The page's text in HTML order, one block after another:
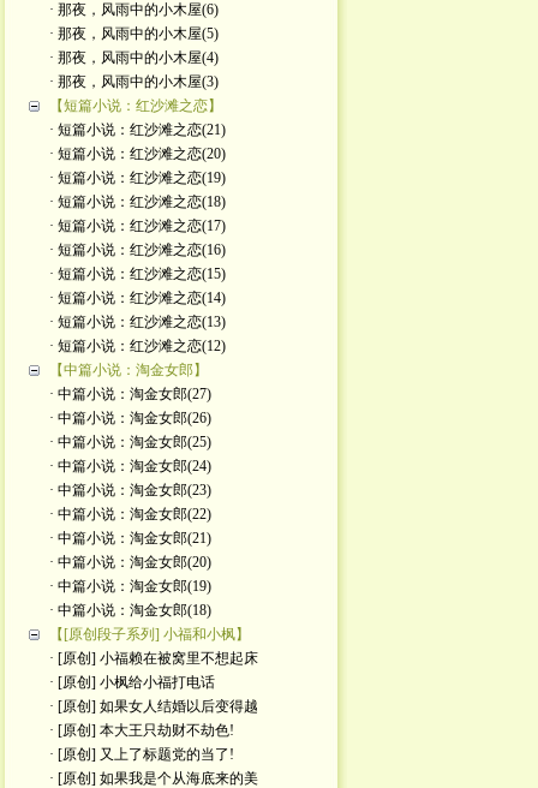
· 那夜，风雨中的小木屋(6)
· 那夜，风雨中的小木屋(5)
· 那夜，风雨中的小木屋(4)
· 那夜，风雨中的小木屋(3)
【短篇小说：红沙滩之恋】
· 短篇小说：红沙滩之恋(21)
· 短篇小说：红沙滩之恋(20)
· 短篇小说：红沙滩之恋(19)
· 短篇小说：红沙滩之恋(18)
· 短篇小说：红沙滩之恋(17)
· 短篇小说：红沙滩之恋(16)
· 短篇小说：红沙滩之恋(15)
· 短篇小说：红沙滩之恋(14)
· 短篇小说：红沙滩之恋(13)
· 短篇小说：红沙滩之恋(12)
【中篇小说：淘金女郎】
· 中篇小说：淘金女郎(27)
· 中篇小说：淘金女郎(26)
· 中篇小说：淘金女郎(25)
· 中篇小说：淘金女郎(24)
· 中篇小说：淘金女郎(23)
· 中篇小说：淘金女郎(22)
· 中篇小说：淘金女郎(21)
· 中篇小说：淘金女郎(20)
· 中篇小说：淘金女郎(19)
· 中篇小说：淘金女郎(18)
【[原创段子系列] 小福和小枫】
· [原创] 小福赖在被窝里不想起床
· [原创] 小枫给小福打电话
· [原创] 如果女人结婚以后变得越
· [原创] 本大王只劫财不劫色!
· [原创] 又上了标题党的当了!
· [原创] 如果我是个从海底来的美